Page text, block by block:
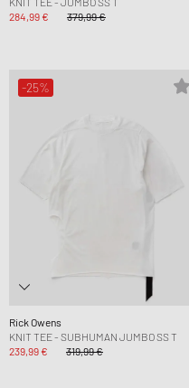
284,99 €
379,99 €
-25%
Rick Owens
KNIT TEE - SUBHUMAN JUMBO SS T
239,99 €
319,99 €